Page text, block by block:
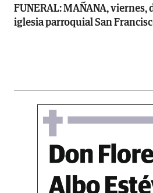
FUNERAL: MAÑANA, viernes,
iglesia parroquial San